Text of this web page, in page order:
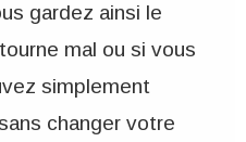
gardez ainsi le
mal ou si vous
simplement
changer votre